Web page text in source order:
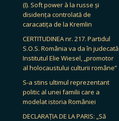
(I). Soft power à la russe și
disidența controlată de
caracatița de la Kremlin
CERTITUDINEA nr. 217. Partidul
S.O.S. România va da în judecată
Institutul Elie Wiesel, „promotor
al holocaustului culturii române”
S-a stins ultimul reprezentant
politic al unei familii care a
modelat istoria României
DECLARAȚIA DE LA PARIS: „Să